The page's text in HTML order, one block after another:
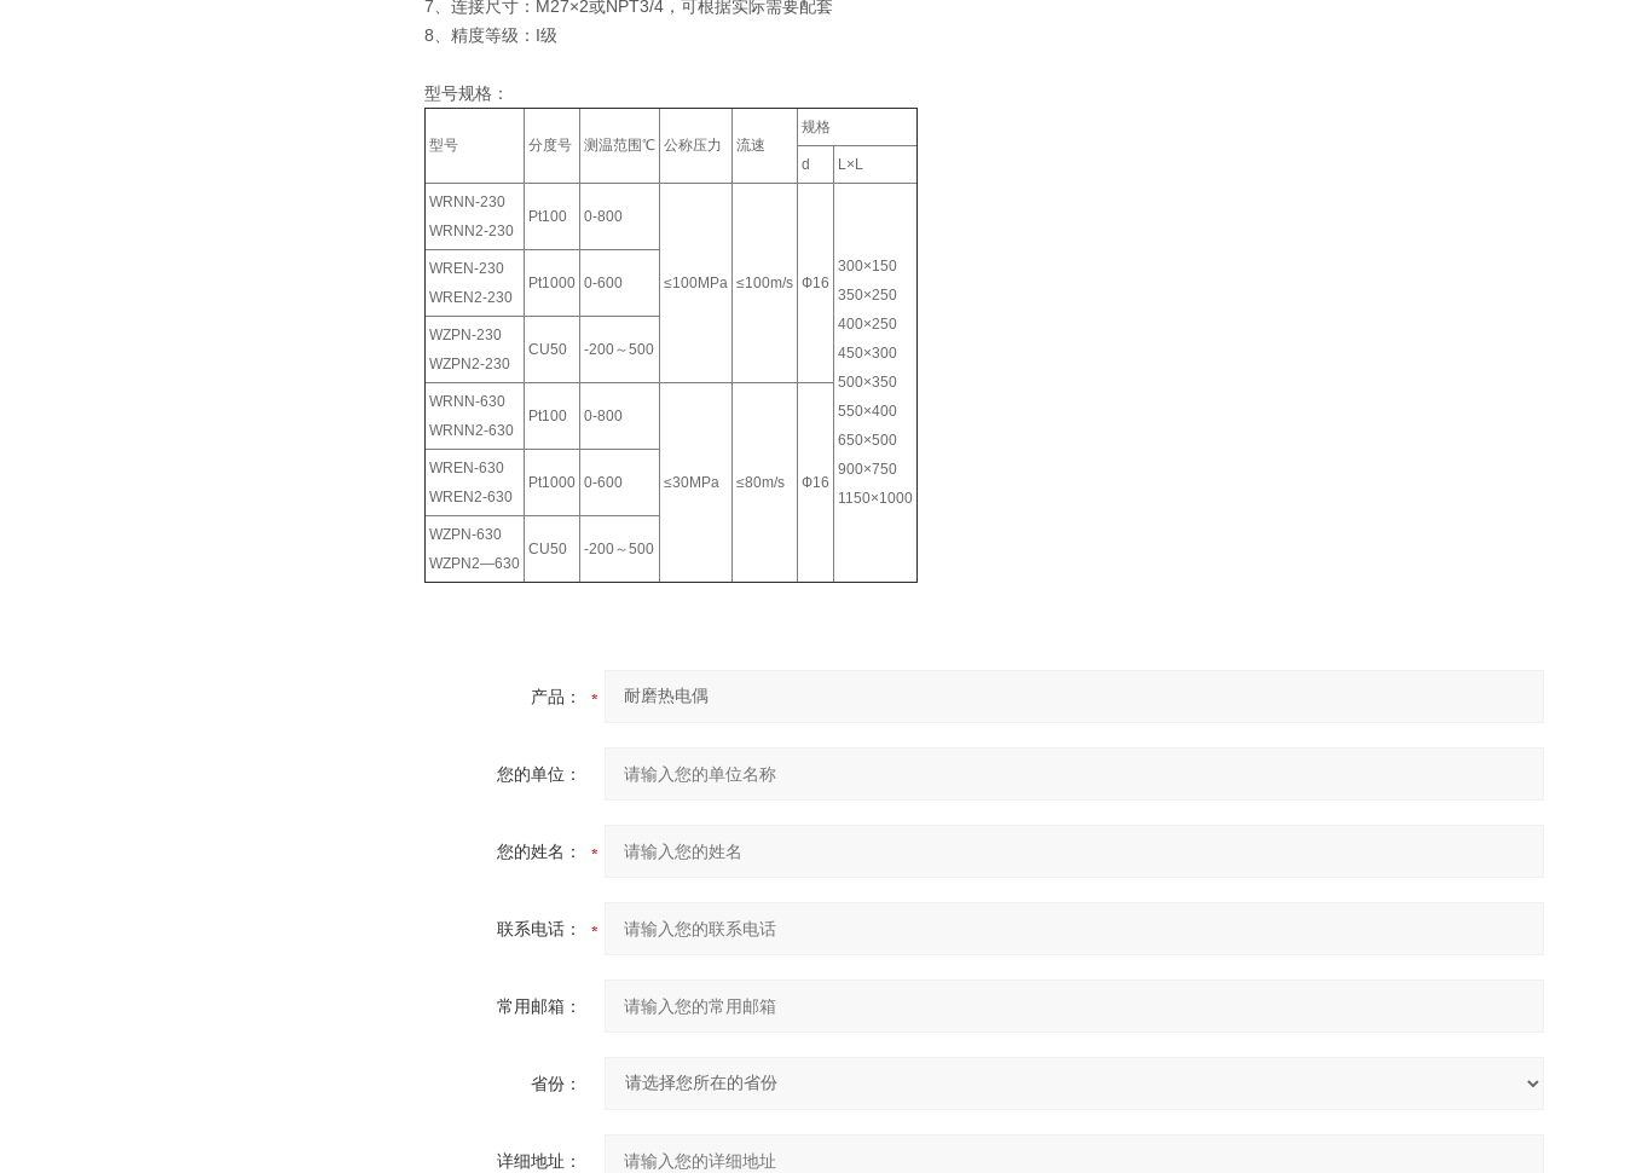
7、连接尺寸：M27×2或NPT3/4，可根据实际需要配套
8、精度等级：I级
型号规格：
型号 分度号 测温范围℃ 公称压力 流速
规格
d L×L
WRNN-230
WRNN2-230
Pt100 0-800
≤100MPa ≤100m/s Ф16
300×150
350×250
400×250
450×300
500×350
550×400
650×500
900×750
1150×1000
WREN-230
WREN2-230
Pt1000 0-600
WZPN-230
WZPN2-230
CU50 -200～500
WRNN-630
WRNN2-630
Pt100 0-800
≤30MPa ≤80m/s Ф16
WREN-630
WREN2-630
Pt1000 0-600
WZPN-630
WZPN2—630
CU50 -200～500
产品：
您的单位：
您的姓名：
联系电话：
常用邮箱：
省份：
详细地址：